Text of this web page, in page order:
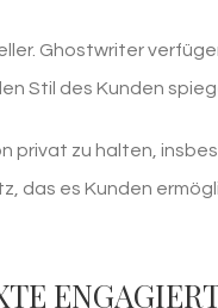
Ghostwriter
Stil des Kunden
privat zu halten,
das es Kunden